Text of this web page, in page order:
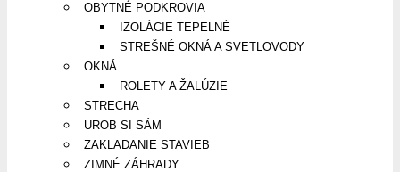
OBYTNÉ PODKROVIA
IZOLÁCIE TEPELNÉ
STREŠNÉ OKNÁ A SVETLOVODY
OKNÁ
ROLETY A ŽALÚZIE
STRECHA
UROB SI SÁM
ZAKLADANIE STAVIEB
ZIMNÉ ZÁHRADY